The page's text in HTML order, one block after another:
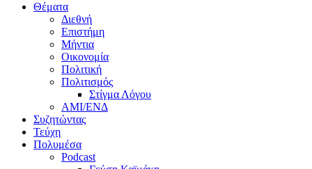
Θέματα
Διεθνή
Επιστήμη
Μήντια
Οικονομία
Πολιτική
Πολιτισμός
Στίγμα Λόγου
AMI/ΕΝΔ
Συζητώντας
Τεύχη
Πολυμέσα
Podcast